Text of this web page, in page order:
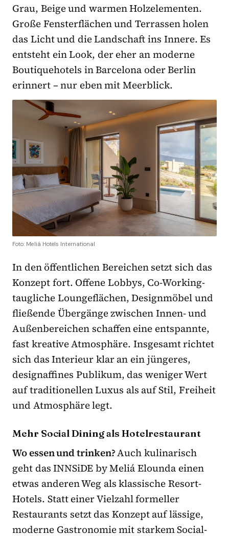
Grau, Beige und warmen Holzelementen.
Große Fensterflächen und Terrassen holen
das Licht und die Landschaft ins Innere. Es
entsteht ein Look, der eher an moderne
Boutiquehotels in Barcelona oder Berlin
erinnert – nur eben mit Meerblick.
Foto: Meliá Hotels International
In den öffentlichen Bereichen setzt sich das
Konzept fort. Offene Lobbys, Co-Working-
taugliche Loungeflächen, Designmöbel und
fließende Übergänge zwischen Innen- und
Außenbereichen schaffen eine entspannte,
fast kreative Atmosphäre. Insgesamt richtet
sich das Interieur klar an ein jüngeres,
designaffines Publikum, das weniger Wert
auf traditionellen Luxus als auf Stil, Freiheit
und Atmosphäre legt.
Mehr Social Dining als Hotelrestaurant
Wo essen und trinken?Auch kulinarisch
geht das INNSiDE by Meliá Elounda einen
etwas anderen Weg als klassische Resort-
Hotels. Statt einer Vielzahl formeller
Restaurants setzt das Konzept auf lässige,
moderne Gastronomie mit starkem Social-